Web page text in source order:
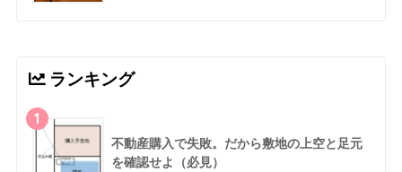
ランキング
1
不動産購入で失敗。だから敷地の上空と足元
を確認せよ（必見）